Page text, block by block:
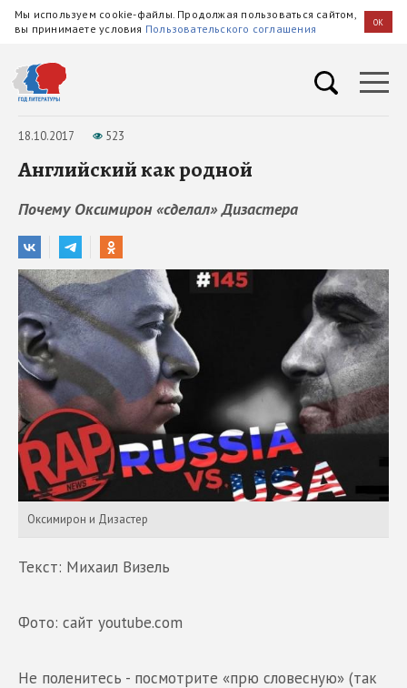
Мы используем cookie-файлы. Продолжая пользоваться сайтом,
вы принимаете условия Пользовательского соглашения OK
18.10.2017 523
Английский как родной
Почему Оксимирон «сделал» Дизастера
Оксимирон и Дизастер
Текст: Михаил Визель
Фото: сайт youtube.com
Не поленитесь - посмотрите «прю словесную» (так